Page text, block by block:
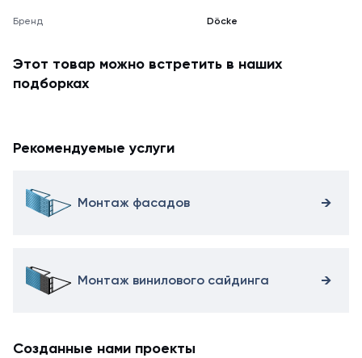
Бренд Döcke
Этот товар можно встретить в наших
подборках
Рекомендуемые услуги
Монтаж фасадов
Монтаж винилового сайдинга
Созданные нами проекты